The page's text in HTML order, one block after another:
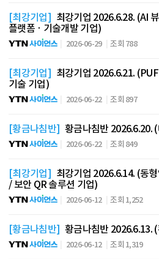
[최강기업] 최강기업 2026.6.28. (AI
플랫폼 · 기술개발 기업)
2026-06-29 조회 788
[최강기업] 최강기업 2026.6.21.
기술 기업)
2026-06-22 조회 897
[황금나침반] 황금나침반 2026.6.20.
2026-06-22 조회 849
[최강기업] 최강기업 2026.6.14. (동
/ 보안 QR 솔루션 기업)
2026-06-12 조회 1,252
[황금나침반] 황금나침반 2026.6.13.
2026-06-12 조회 1,319